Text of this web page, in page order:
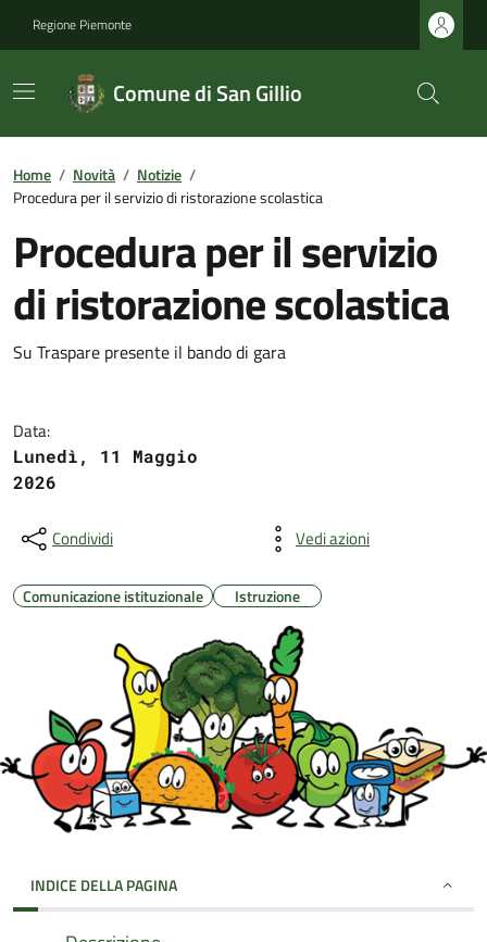
Regione Piemonte
Comune di San Gillio
Home / Novità / Notizie /
Procedura per il servizio di ristorazione scolastica
Procedura per il servizio
di ristorazione scolastica
Su Traspare presente il bando di gara
Data:
Lunedì, 11 Maggio
2026
Condividi Vedi azioni
Comunicazione istituzionale Istruzione
INDICE DELLA PAGINA